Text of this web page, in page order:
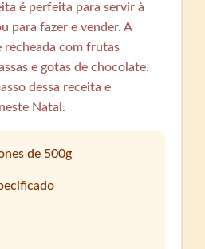
é perfeita para servir à
para fazer e vender. A
recheada com frutas
e gotas de chocolate.
dessa receita e
Natal.
de 500g